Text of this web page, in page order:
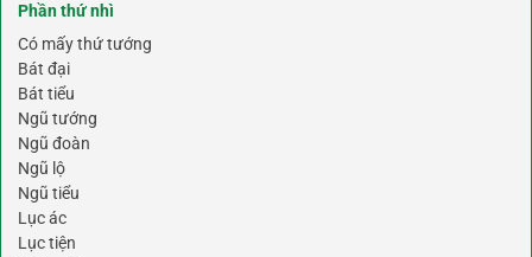
Phần thứ nhì
Có mấy thứ tướng
Bát đại
Bát tiểu
Ngũ tướng
Ngũ đoàn
Ngũ lộ
Ngũ tiểu
Lục ác
Lục tiện